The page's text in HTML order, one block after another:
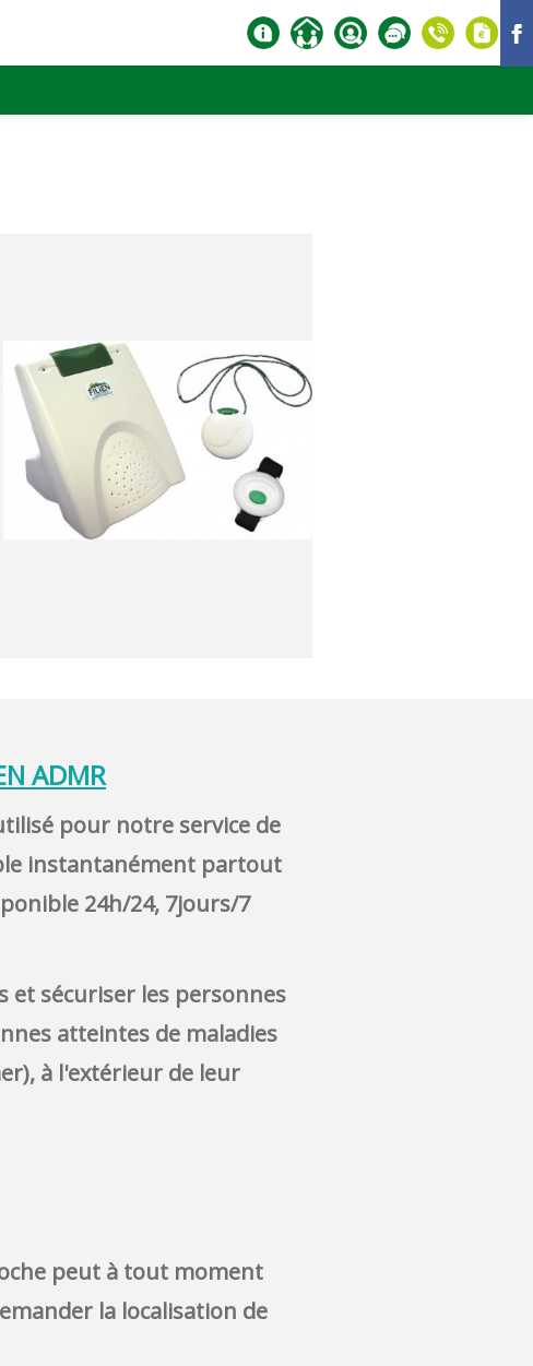
ADMR
pour notre service de
instantanément partout
24h/24, 7jours/7
sécuriser les personnes
atteintes de maladies
à l'extérieur de leur
peut à tout moment
la localisation de